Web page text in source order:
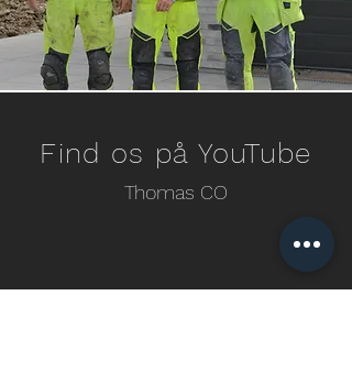
Find os på YouTube
Thomas CO